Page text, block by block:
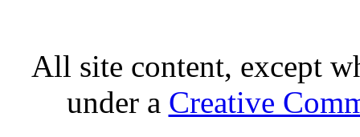
All site content, except
under a Creative